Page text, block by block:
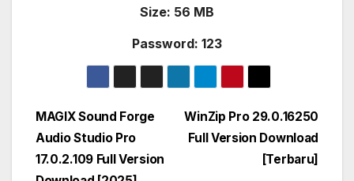
Size: 56 MB
Password: 123
Post
navigation
WinZip Pro 29.0.16250
Full Version Download
[Terbaru]
MAGIX Sound Forge
Audio Studio Pro
17.0.2.109 Full Version